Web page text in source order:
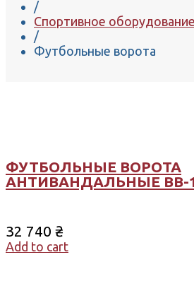
/
Спортивное оборудование
/
Футбольные ворота
ФУТБОЛЬНЫЕ ВОРОТА
АНТИВАНДАЛЬНЫЕ ВВ-
32 740 ₴
Add to cart